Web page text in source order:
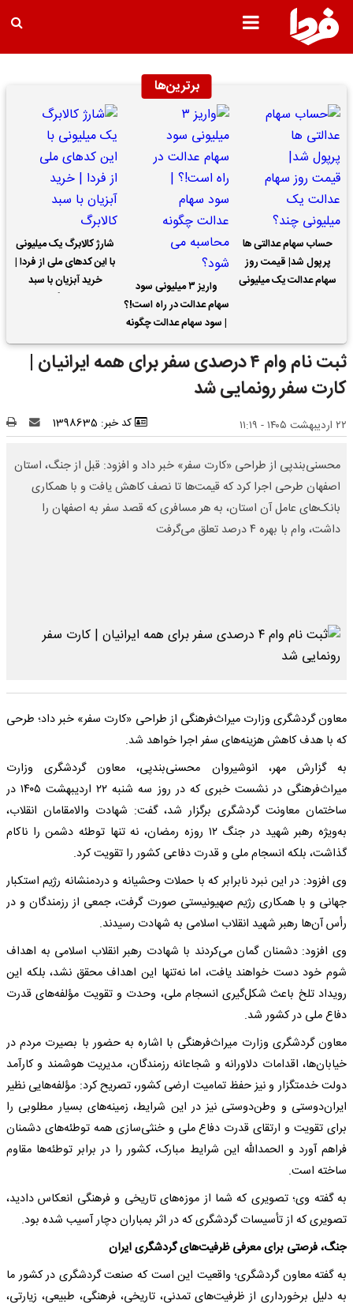
برترین‌ها
حساب سهام عدالتی ها
پرپول شد| قیمت روز
سهام عدالت یک میلیونی
واریز ۳ میلیونی سود
سهام عدالت در راه است!؟
| سود سهام عدالت چگونه
محاسبه می شود؟
شارژ کالابرگ یک میلیونی
با این کدهای ملی از فردا |
خرید آبزیان با سبد
ثبت نام وام ۴ درصدی سفر برای همه ایرانیان |
کارت سفر رونمایی شد
۲۲ اردیبهشت ۱۴۰۵ - ۱۱:۱۹ کد خبر: 1398635
محسنی‌بندپی از طراحی «کارت سفر» خبر داد و افزود: قبل از جنگ، استان
اصفهان طرحی اجرا کرد که قیمت‌ها تا نصف کاهش یافت و با همکاری
بانک‌های عامل آن استان، به هر مسافری که قصد سفر به اصفهان را
داشت، وام با بهره ۴ درصد تعلق می‌گرفت
معاون گردشگری وزارت میراث‌فرهنگی از طراحی «کارت سفر» خبر داد؛ طرحی
که با هدف کاهش هزینه‌های سفر اجرا خواهد شد.
به گزارش مهر، انوشیروان محسنی‌بندپی، معاون گردشگری وزارت
میراث‌فرهنگی در نشست خبری که در روز سه شنبه ۲۲ اردیبهشت ۱۴۰۵ در
ساختمان‌ معاونت گردشگری برگزار شد، گفت: شهادت والامقامان انقلاب،
به‌ویژه رهبر شهید در جنگ ۱۲ روزه رمضان، نه تنها توطئه دشمن را ناکام
گذاشت، بلکه انسجام ملی و قدرت دفاعی کشور را تقویت کرد.
وی افزود: در این نبرد نابرابر که با حملات وحشیانه و دردمنشانه رژیم استکبار
جهانی و با همکاری رژیم صهیونیستی صورت گرفت، جمعی از رزمندگان و در
رأس آن‌ها رهبر شهید انقلاب اسلامی به شهادت رسیدند.
وی افزود: دشمنان گمان می‌کردند با شهادت رهبر انقلاب اسلامی به اهداف
شوم خود دست خواهند یافت، اما نه‌تنها این اهداف محقق نشد، بلکه این
رویداد تلخ باعث شکل‌گیری انسجام ملی، وحدت و تقویت مؤلفه‌های قدرت
دفاع ملی در کشور شد.
معاون گردشگری وزارت میراث‌فرهنگی با اشاره به حضور با بصیرت مردم در
خیابان‌ها، اقدامات دلاورانه و شجاعانه رزمندگان، مدیریت هوشمند و کارآمد
دولت خدمتگزار و نیز حفظ تمامیت ارضی کشور، تصریح کرد: مؤلفه‌هایی نظیر
ایران‌دوستی و وطن‌دوستی نیز در این شرایط، زمینه‌های بسیار مطلوبی را
برای تقویت و ارتقای قدرت دفاع ملی و خنثی‌سازی همه توطئه‌های دشمنان
فراهم آورد و الحمدالله این شرایط مبارک، کشور را در برابر توطئه‌ها مقاوم
ساخته است.
به گفته وی؛ تصویری که شما از موزه‌های تاریخی و فرهنگی انعکاس دادید،
تصویری که از تأسیسات گردشگری که در اثر بمباران دچار آسیب شده بود.
جنگ، فرصتی برای معرفی ظرفیت‌های گردشگری ایران
به گفته معاون گردشگری؛ واقعیت این است که صنعت گردشگری در کشور ما
به دلیل برخورداری از ظرفیت‌های تمدنی، تاریخی، فرهنگی، طبیعی، زیارتی،